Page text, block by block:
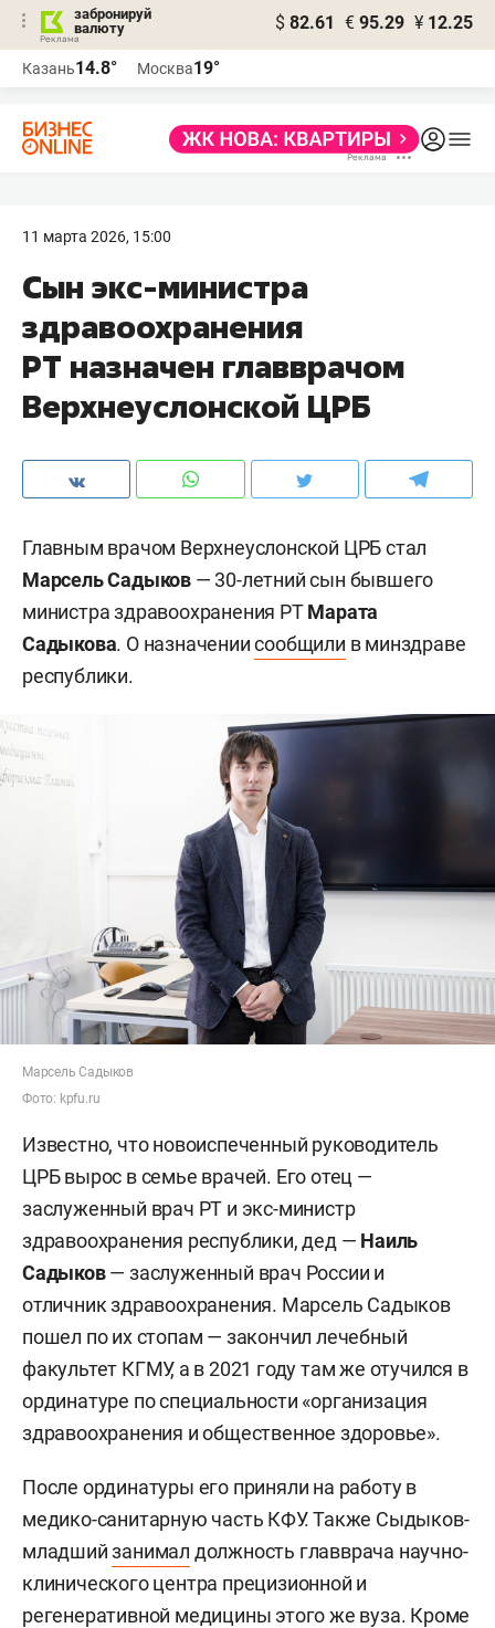
забронируй
валюту
$ 82.61 € 95.29 ¥ 12.25
Казань14.8° Москва19°
11 марта 2026, 15:00
Сын экс-министра
здравоохранения
РТ назначен главврачом
Верхнеуслонской ЦРБ
Главным врачом Верхнеуслонской ЦРБ стал
Марсель Садыков — 30-летний сын бывшего
министра здравоохранения РТМарата
Садыкова. О назначениисообщили в минздраве
республики.
Марсель Садыков
Фото: kpfu.ru
Известно, что новоиспеченный руководитель
ЦРБ вырос в семье врачей. Его отец —
заслуженный врач РТ и экс-министр
здравоохранения республики, дед — Наиль
Садыков— заслуженный врач России и
отличник здравоохранения. Марсель Садыков
пошел по их стопам — закончил лечебный
факультет КГМУ, а в 2021 году там же отучился в
ординатуре по специальности «организация
здравоохранения и общественное здоровье».
После ординатуры его приняли на работу в
медико-санитарную часть КФУ. Также Сыдыков-
младшийзанимал должность главврача научно-
клинического центра прецизионной и
регенеративной медицины этого же вуза. Кроме